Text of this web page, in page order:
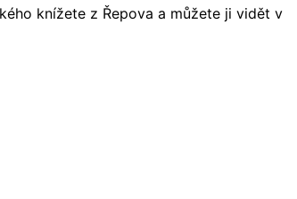
knížete z Řepova a můžete ji vidět v